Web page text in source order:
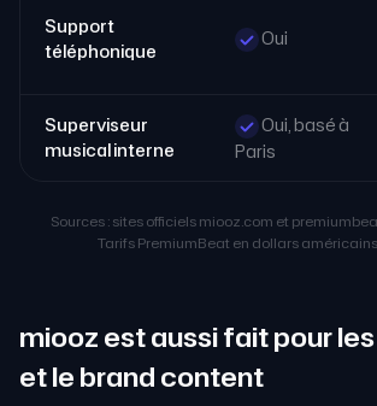
Support
téléphonique
Oui
Superviseur
musical interne
Oui, basé à
Paris
Sources : sites officiels miooz.com et
Tarifs PremiumBeat en dollars américains
miooz est aussi fait pour
et le brand content